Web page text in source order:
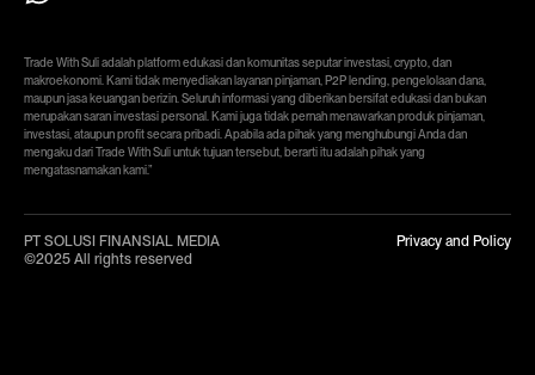
Trade With Suli adalah platform edukasi dan komunitas seputar investasi, crypto, dan
makroekonomi. Kami tidak menyediakan layanan pinjaman, P2P lending, pengelolaan dana,
maupun jasa keuangan berizin. Seluruh informasi yang diberikan bersifat edukasi dan bukan
merupakan saran investasi personal. Kami juga tidak pernah menawarkan produk pinjaman,
investasi, ataupun profit secara pribadi. Apabila ada pihak yang menghubungi Anda dan
mengaku dari Trade With Suli untuk tujuan tersebut, berarti itu adalah pihak yang
mengatasnamakan kami.”
PT SOLUSI FINANSIAL MEDIA
©2025 All rights reserved
Privacy and Policy